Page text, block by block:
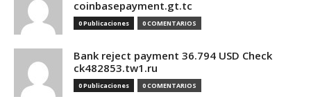
coinbasepayment.gt.tc
0 Publicaciones 0 COMENTARIOS
Bank reject payment 36.794 USD Check
ck482853.tw1.ru
0 Publicaciones 0 COMENTARIOS